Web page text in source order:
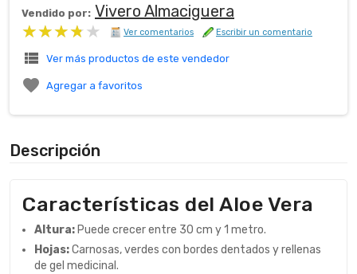
Vendido por: Vivero Almaciguera
★★★★★
★★★★★ Ver comentarios Escribir un comentario
view_list Ver más productos de este vendedor
 Agregar a favoritos
Descripción
Características del Aloe Vera
Altura: Puede crecer entre 30 cm y 1 metro.
Hojas:Carnosas, verdes con bordes dentados y rellenas
de gel medicinal.